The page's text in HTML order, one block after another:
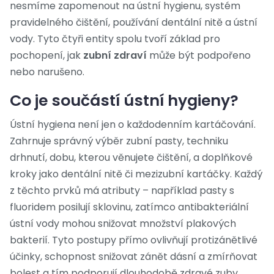
nesmíme zapomenout naústní hygienu,systém
pravidelného čištění, používání dentální nitě a ústní
vody. Tyto čtyři entity spolu tvoří základ pro
pochopení, jak zubní zdraví může být podpořeno
nebo narušeno.
Co je součástí ústní hygieny?
Ústní hygiena není jen o každodenním kartáčování.
Zahrnuje správný výběr zubní pasty, techniku
drhnutí, dobu, kterou věnujete čištění, a doplňkové
kroky jako dentální nitě či mezizubní kartáčky. Každý
z těchto prvků má atributy – například pasty s
fluoridem posilují sklovinu, zatímco antibakteriální
ústní vody mohou snižovat množství plakových
bakterií. Tyto postupy přímo ovlivňují protizánětlivé
účinky,schopnost snižovat zánět dásní a zmírňovat